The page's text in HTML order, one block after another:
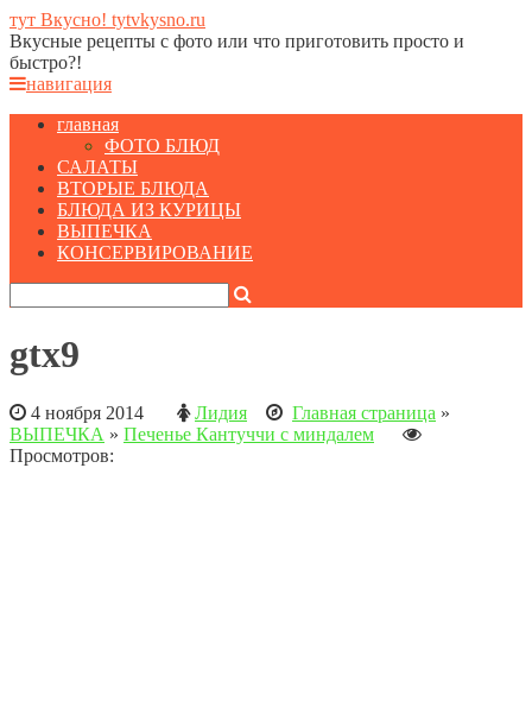
тут Вкусно! tytvkysno.ru
Вкусные рецепты с фото или что приготовить просто и
быстро?!
навигация
главная
ФОТО БЛЮД
САЛАТЫ
ВТОРЫЕ БЛЮДА
БЛЮДА ИЗ КУРИЦЫ
ВЫПЕЧКА
КОНСЕРВИРОВАНИЕ
gtx9
4 ноября 2014 Лидия Главная страница »
ВЫПЕЧКА » Печенье Кантуччи с миндалем
Просмотров: